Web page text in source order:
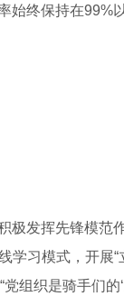
终保持在
发挥先锋模范
习模式，开展
组织是骑手们